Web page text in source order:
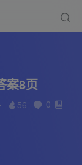
案8页
56
0